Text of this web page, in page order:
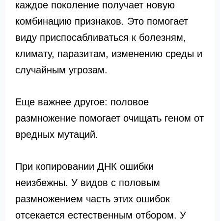
каждое поколение получает новую
комбинацию признаков. Это помогает
виду приспосабливаться к болезням,
климату, паразитам, изменению среды и
случайным угрозам.
Еще важнее другое: половое
размножение помогает очищать геном от
вредных мутаций.
При копировании ДНК ошибки
неизбежны. У видов с половым
размножением часть этих ошибок
отсекается естественным отбором. У